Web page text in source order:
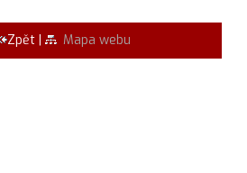
Mapa webu
Zpět |